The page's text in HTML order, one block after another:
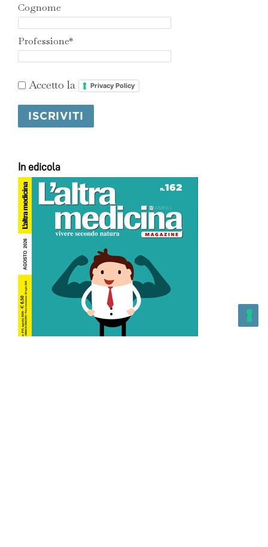
Cognome
Professione*
Accetto la Privacy Policy
In edicola